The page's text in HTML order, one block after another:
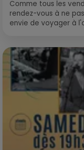
Comme tous les
rendez-vous à ne
envie de voyager à